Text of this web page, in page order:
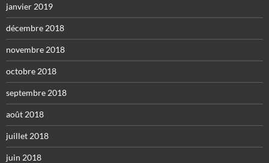
janvier 2019
décembre 2018
novembre 2018
octobre 2018
septembre 2018
août 2018
juillet 2018
juin 2018